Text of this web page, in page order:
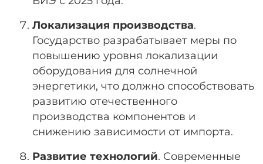
Локализация производства.
Государство разрабатывает меры по
повышению уровня локализации
оборудования для солнечной
энергетики, что должно способствовать
развитию отечественного
производства компонентов и
снижению зависимости от импорта.
Развитие технологий. Современные